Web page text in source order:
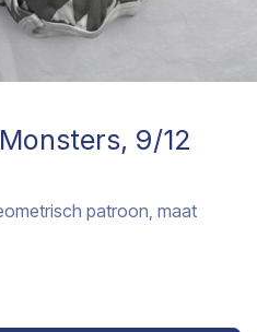
9/12
patroon, maat